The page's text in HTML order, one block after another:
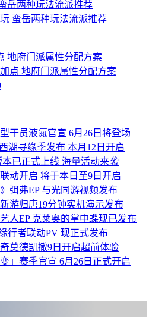
蛮岳两种玩法流派推荐
点 地府门派属性分配方案
干员液氮官宣 6月26日将登场
湖寻缘季发布 本月12日开启
已正式上线 海量活动来袭
动开启 将于本日至9日开启
弭弗EP 与光同游视频发布
游归唐19分钟实机演示发布
人EP 克莱奥的掌中蝶现已发布
行者联动PV 现正式发布
莫德凯撒9日开启超前体验
」赛季官宣 6月26日正式开启